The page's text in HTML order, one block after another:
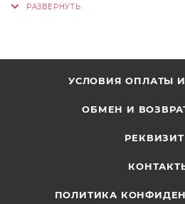
УСЛОВИЯ ОПЛАТЫ
ОБМЕН И
ПОЛИТИКА